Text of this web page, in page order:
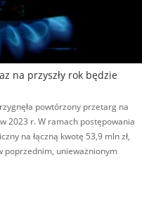
na przyszły rok będzie
powtórzony przetarg na
2023 r. W ramach postępowania
na łączną kwotę 53,9 mln zł,
poprzednim, unieważnionym